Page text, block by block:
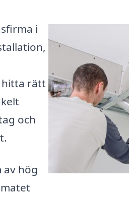
i
hitta rätt
och
hög